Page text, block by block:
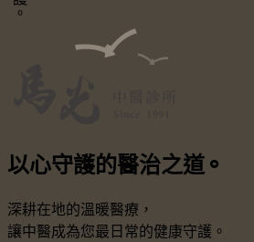
以心守護的醫治之道 ⚬
深耕在地的溫暖醫療，
讓中醫成為您最日常的健康守護。